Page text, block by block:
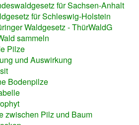
für Sachsen-Anhalt
für Schleswig-Holstein
Waldgesetz - ThürWaldG
sammeln
Pilze
und Auswirkung
Bodenpilze
zwischen Pilz und Baum